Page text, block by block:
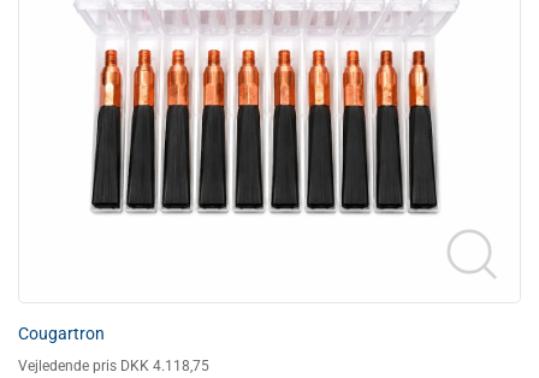
Cougartron
Vejledende pris DKK 4.118,75